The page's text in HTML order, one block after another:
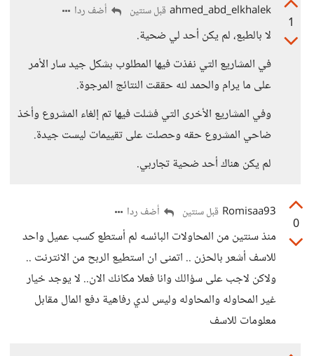
1
ahmed_abd_elkhalek قبل سنتين أضف ردا
لا بالطبع، لم يكن أحد لي ضحية.
في المشاريع التي نفذت فيها المطلوب بشكل جيد سار الأمر
على ما يرام والحمد لله حققت النتائج المرجوة.
وفي المشاريع الأخرى التي فشلت فيها تم إلغاء المشروع وأخذ
ضاحي المشروع حقه وحصلت على تقييمات ليست جيدة.
لم يكن هناك أحد ضحية تجاربي.
0
Romisaa93 قبل سنتين أضف ردا
منذ سنتين من المحاولات البائسه لم أستطع كسب عميل واحد
للاسف أشعر بالحزن .. اتمنى ان استطيع الربح من الانترنت ..
ولاكن لاجب على سؤالك وانا فعلا مكانك الان.. لا يوجد خيار
غير المحاوله والمحاوله وليس لدي رفاهية دفع المال مقابل
معلومات للاسف